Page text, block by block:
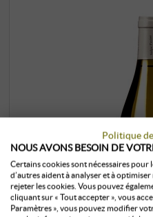
Politique
NOUS AVONS BESOIN DE
Certains cookies sont nécessaires
d’autres aident à analyser et à
rejeter les cookies. Vous pouvez
cliquant sur « Tout accepter », vous
Paramètres », vous pouvez modifier